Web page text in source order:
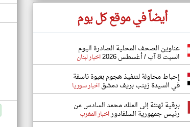
أيضاً في موقع كل يوم
عناوين الصحف المحلية الصادرة اليوم
السبت 8 آب / أغسطس 2026 اخبار لبنان
إحباط محاولة لتنفيذ هجوم بعبوة ناسفة
في السيدة زينب بريف دمشقاخبار سوريا
برقية تهنئة إلى الملك محمد السادس من
رئيس جمهورية السلفادوراخبار المغرب